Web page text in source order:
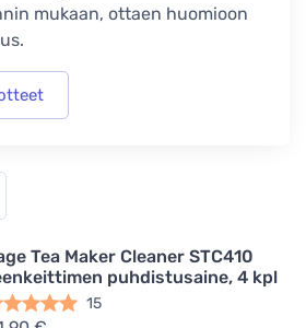
mukaan, ottaen huomioon
Tea Maker Cleaner STC410
puhdistusaine, 4 kpl
15